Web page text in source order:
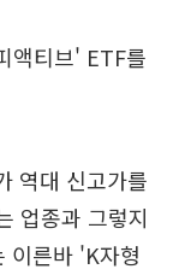
액티브' ETF를
역대 신고가를
업종과 그렇지
이른바 'K자형